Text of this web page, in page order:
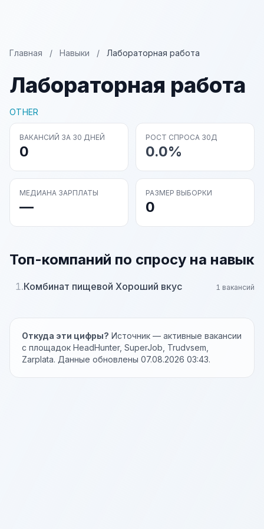
Главная / Навыки / Лабораторная работа
Лабораторная работа
OTHER
ВАКАНСИЙ ЗА 30 ДНЕЙ
0
РОСТ СПРОСА 30Д
0.0%
МЕДИАНА ЗАРПЛАТЫ
—
РАЗМЕР ВЫБОРКИ
0
Топ-компаний по спросу на навык
1.Комбинат пищевой Хороший вкус 1 вакансий
Откуда эти цифры? Источник — активные вакансии
с площадок HeadHunter, SuperJob, Trudvsem,
Zarplata. Данные обновлены 07.08.2026 03:43.